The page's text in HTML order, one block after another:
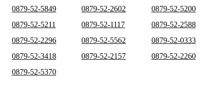
0879-52-5849
0879-52-2602
0879-52-5200
0879-52-5211
0879-52-1117
0879-52-2588
0879-52-2296
0879-52-5562
0879-52-0333
0879-52-3418
0879-52-2157
0879-52-2260
0879-52-5370